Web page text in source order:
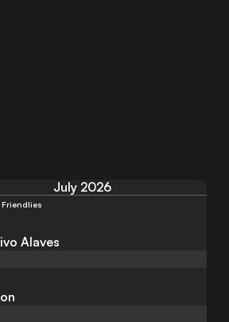
July 2026
Friendlies
Alaves